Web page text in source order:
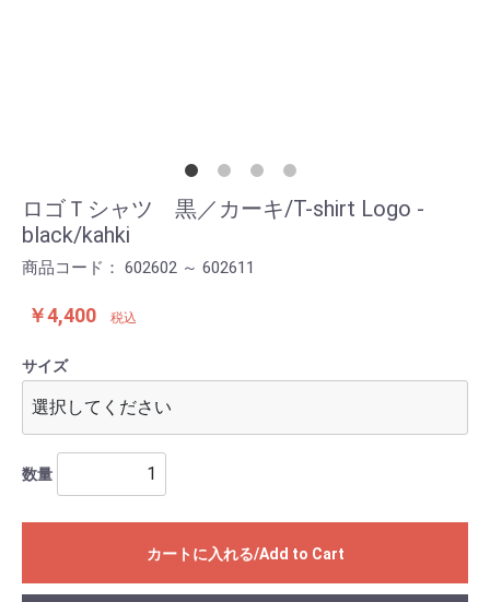
ロゴＴシャツ 黒／カーキ/T-shirt Logo -
black/kahki
商品コード： 602602 ～ 602611
￥4,400 税込
サイズ
数量
カートに入れる/Add to Cart